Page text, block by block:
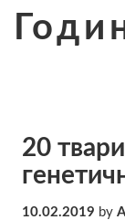
20
10.02.2019 by